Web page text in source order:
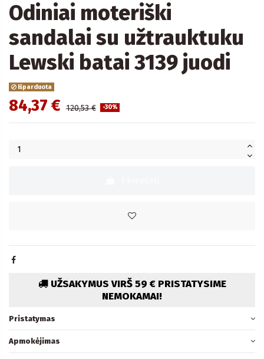
Odiniai moteriški
sandalai su užtrauktuku
Lewski batai 3139 juodi
Išparduota
84,37 € 120,53 € -30%
UŽSAKYMUS VIRŠ 59 € PRISTATYSIME
NEMOKAMAI!
Pristatymas
Apmokėjimas